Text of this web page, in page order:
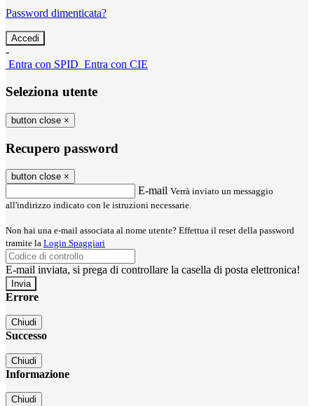
Password dimenticata?
-
Entra con SPID Entra con CIE
Seleziona utente
button close ×
Recupero password
button close ×
E-mail Verrà inviato un messaggio
all'indirizzo indicato con le istruzioni necessarie.
Non hai una e-mail associata al nome utente? Effettua il reset della password
tramite la Login Spaggiari
E-mail inviata, si prega di controllare la casella di posta elettronica!
Errore
Chiudi
Successo
Chiudi
Informazione
Chiudi